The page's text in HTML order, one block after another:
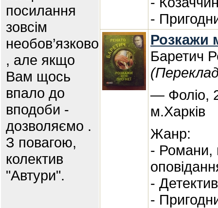
посилання
зовсім
необов’язково
, але якщо
Вам щось
впало до
вподоби -
дозволяємо .
З повагою,
колектив
"Автури".
-
Розкажи
Баретич
— Фоліо,
м.Харків
Жанр:
- Романи,
-
-